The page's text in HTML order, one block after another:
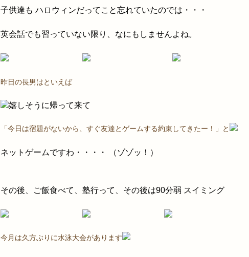
子供達も ハロウィンだってこと忘れていたのでは・・・
英会話でも習っていない限り、なにもしませんよね。
昨日の長男はといえば
嬉しそうに帰って来て
「今日は宿題がないから、すぐ友達とゲームする約束してきたー！」と
ネットゲームですわ・・・・ （ゾゾッ！）
その後、ご飯食べて、塾行って、その後は90分弱 スイミング
今月は久方ぶりに水泳大会があります